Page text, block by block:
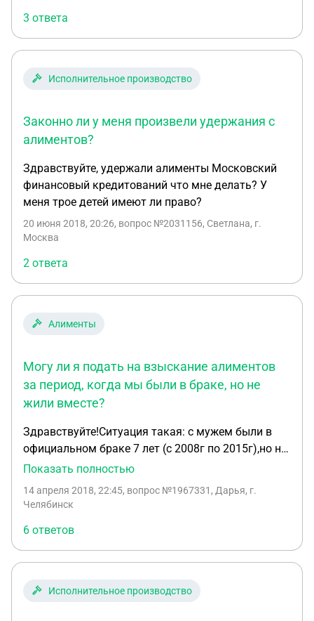
содержание сына. Но до места исполнения
исполнительные листы так и не дошли.
Подскажите как действовать в данной ситуации?
Куда обращаться?
3 ответа
Исполнительное производство
Законно ли у меня произвели удержания с
алиментов?
Здравствуйте, удержали алименты Московский
финансовый кредитований что мне делать? У
меня трое детей имеют ли право?
20 июня 2018, 20:26, вопрос №2031156, Светлана, г.
Москва
2 ответа
Алименты
Могу ли я подать на взыскание алиментов
за период, когда мы были в браке, но не
жили вместе?
Здравствуйте!Ситуация такая: с мужем были в
официальном браке 7 лет (с 2008г по 2015г),но не
жили вместе.Двое детей от брака (2009 и 2011
обеспечивал.Сейчас в разводе,с августа 2015
Платил в течение года,сейчас уволился. Вопросы:
1. Могу ли я подать на взыскание алиментов с
08.2015 года по 02.2017 года (с момента развода
до момента подачи заявления на официальные
Показать полностью
14 апреля 2018, 22:45, вопрос №1967331, Дарья, г.
Челябинск
6 ответов
Исполнительное производство